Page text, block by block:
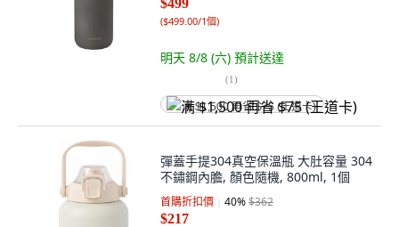
$499
($499.00/1個)
明天 8/8 (六) 預計送達
(1)
满 $1,500 再省 $75 (王道卡)
彈蓋手提304真空保溫瓶 大肚容量 304
不鏽鋼內膽, 顏色隨機, 800ml, 1個
首購折扣價 40%$362
$217